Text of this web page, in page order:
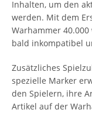
Inhalten, um den
werden. Mit dem
Warhammer
bald inkompatibel
Zusätzliches
spezielle Marker
den Spielern, ihre
Artikel auf der